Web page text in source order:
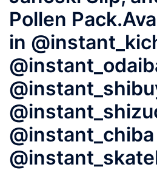
Pollen
in
@instant_chiba